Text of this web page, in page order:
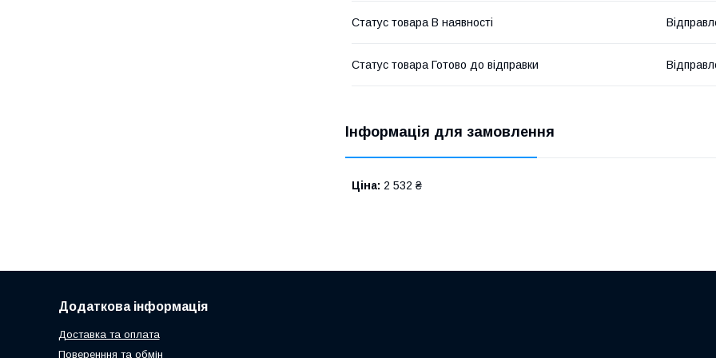
Статус товара В наявності
Статус товара Готово до відправки
Інформація для замовлення
Ціна: 2 532 ₴
Додаткова інформація
Доставка та оплата
Поверенння та обмін